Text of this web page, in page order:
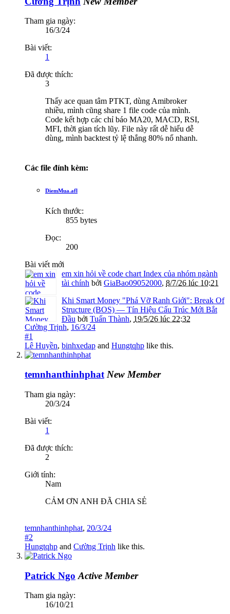
Tham gia ngày:
16/3/24
Bài viết:
1
Đã được thích:
3
Thấy ace quan tâm PTKT, dùng Amibroker
nhiều, mình cũng share 1 file code của mình.
Code kết hợp các chỉ báo MA20, MACD, RSI,
MFI, thời gian tích lũy. File này rất dễ hiểu dễ
dùng, mình backtest tỷ lệ thắng 80% nổ nhanh.
Các file đính kèm:
DiemMua.afl
Kích thước:
855 bytes
Đọc:
200
Bài viết mới
em xin hỏi về code chart Index của nhóm ngành
tài chính bởi GiaBao09052000, 8/7/26 lúc 10:21
Khi Smart Money "Phá Vỡ Ranh Giới": Break Of
Structure (BOS) — Tín Hiệu Cấu Trúc Mới Bắt
Đầu bởi Tuấn Thành, 19/5/26 lúc 22:32
Cường Trịnh, 16/3/24
#1
Lê Huyền, binhxedap and Hungtqhp like this.
temnhanthinhphat New Member
Tham gia ngày:
20/3/24
Bài viết:
1
Đã được thích:
2
Giới tính:
Nam
CẢM ƠN ANH ĐÃ CHIA SẺ
temnhanthinhphat, 20/3/24
#2
Hungtqhp and Cường Trịnh like this.
Patrick Ngo Active Member
Tham gia ngày:
16/10/21